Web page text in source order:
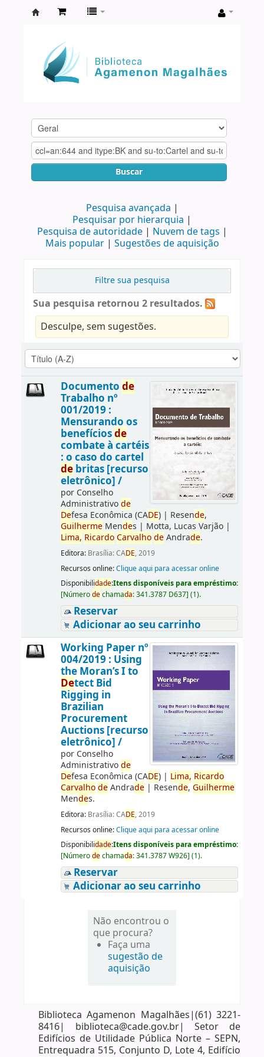
Agamenon
Magalhães
Buscar
Pesquisa avançada
Pesquisar por hierarquia
Pesquisa de autoridade
Nuvem de tags
Mais popular
Sugestões de aquisição
Filtre sua pesquisa
Sua pesquisa retornou 2 resultados.
Desculpe, sem sugestões.
Documento de
Trabalho nº
001/2019 :
Mensurando os
benefíciosde
combate à cartéis
: o caso do cartel
debritas [recurso
eletrônico] /
por Conselho
Administrativode
Defesa Econômica (CADE)| Resende,
GuilhermeMendes | Motta, Lucas Varjão|
Lima, Ricardo Carvalho deAndrade.
Editora: Brasília: CADE, 2019
Recursos online:Clique aqui para acessar online
Disponibilidade:Itens disponíveis para empréstimo:
[Númerodechamada:341.3787 D637] (1).
Reservar
Adicionar ao seu carrinho
Working Paper nº
004/2019 : Using
the Moran’s I to
Detect Bid
Rigging in
Brazilian
Procurement
Auctions [recurso
eletrônico] /
por Conselho
Administrativode
Defesa Econômica (CADE)| Lima, Ricardo
Carvalho deAndrade| Resende, Guilherme
Mendes.
Editora: Brasília: CADE, 2019
Recursos online:Clique aqui para acessar online
Disponibilidade:Itens disponíveis para empréstimo:
[Númerodechamada:341.3787 W926] (1).
Reservar
Adicionar ao seu carrinho
Não encontrou o
que procura?
Faça uma
sugestão de
aquisição
Biblioteca Agamenon Magalhães|(61) 3221-
8416| biblioteca@cade.gov.br| Setor de
Edifícios de Utilidade Pública Norte – SEPN,
Entrequadra 515, Conjunto D, Lote 4, Edifício